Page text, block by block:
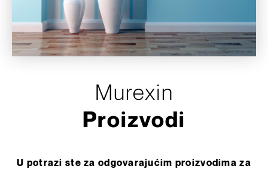
Murexin
Proizvodi
U potrazi ste za odgovarajućim proizvodima za